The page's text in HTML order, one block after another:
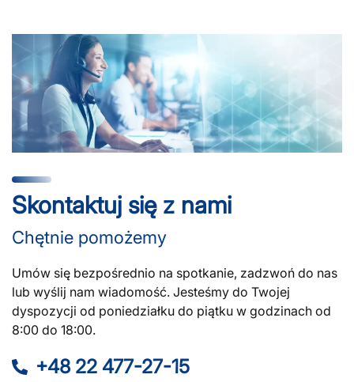
Skontaktuj się z nami
Chętnie pomożemy
Umów się bezpośrednio na spotkanie, zadzwoń do nas
lub wyślij nam wiadomość. Jesteśmy do Twojej
dyspozycji od poniedziałku do piątku w godzinach od
8:00 do 18:00.
+48 22 477-27-15